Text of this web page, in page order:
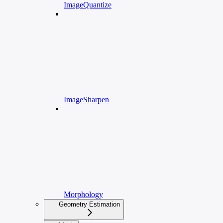
ImageQuantize
ImageSharpen
Morphology
Geometry Estimation